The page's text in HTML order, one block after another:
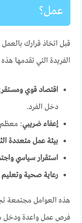
عمل؟
قبل اتخاذ قرارك بالعمل
الفريدة التي تقدمها
اقتصاد قوي ومستقر
دخل الفرد.
إعفاء ضريبي: معظم
بيئة عمل متعددة
استقرار سياسي
رعاية صحية وتعليم
هذه العوامل مجتمعة
فرص عمل واعدة ودخل